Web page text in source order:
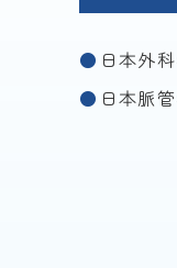
日本外
日本脈